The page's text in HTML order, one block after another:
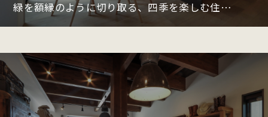
緑を額縁のように切り取る、四季を楽しむ住まい